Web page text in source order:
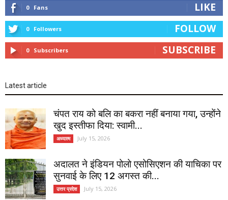
0 Fans LIKE
0 Followers FOLLOW
0 Subscribers SUBSCRIBE
Latest article
चंपत राय को बलि का बकरा नहीं बनाया गया, उन्होंने
खुद इस्तीफा दिया: स्वामी...
अध्यात्म July 15, 2026
अदालत ने इंडियन पोलो एसोसिएशन की याचिका पर
सुनवाई के लिए 12 अगस्त की...
उत्तर प्रदेश July 15, 2026